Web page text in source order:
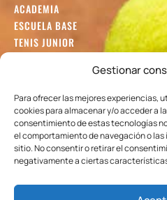
Gestionar
Para ofrecer las mejores experiencias,
cookies para almacenar y/o acceder a
consentimiento de estas tecnologías
el comportamiento de navegación o
sitio. No consentir o retirar el
negativamente a ciertas
ACADEMIA
ESCUELA BASE
TENIS JUNIOR
TENIS INTERNACIONAL
BLOG
GUÍA
Colaboradores